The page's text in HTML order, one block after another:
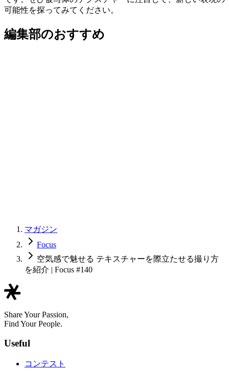
可能性を探ってみてください。
編集部のおすすめ
マガジン
Focus
空気感で魅せる テキスチャーを際立たせる撮り方
を紹介 | Focus #140
Share Your Passion,
Find Your People.
Useful
コンテスト